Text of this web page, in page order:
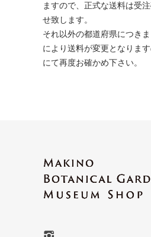
ますので、正式な送料は受
せ致します。
それ以外の都道府県につき
により送料が変更となりま
にて再度お確かめ下さい。